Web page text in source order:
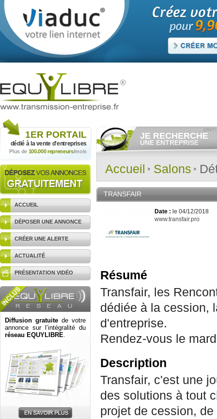
1ER PORTAIL
dédié à la vente d'entreprises
Plus de 100.000 repreneurs/mois
ACCUEIL
DÉPOSER UNE ANNONCE
CRÉER UNE ALERTE
ACTUALITÉ
PRÉSENTATION VIDÉO
Diffusion gratuite de votre
annonce sur l’intégralité du
réseau EQUYLIBRE.
JE RECHERCHE
UNE ENTREPRISE
Consulter gratuitementles
vendre.
Et/ou déposer gratuitement
RECHERCHER UNE
ANNONCE
Accueil Salons
TRANSFAIR
Date : le 04/12/2018
www.transfair.pro
Résumé
Transfair, les
dédiée à la cession,
d'entreprise.
Rendez-vous le
Description
Transfair, c'est une
des solutions à tout
projet de cession,